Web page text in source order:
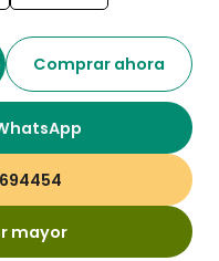
Comprar ahora
mayor